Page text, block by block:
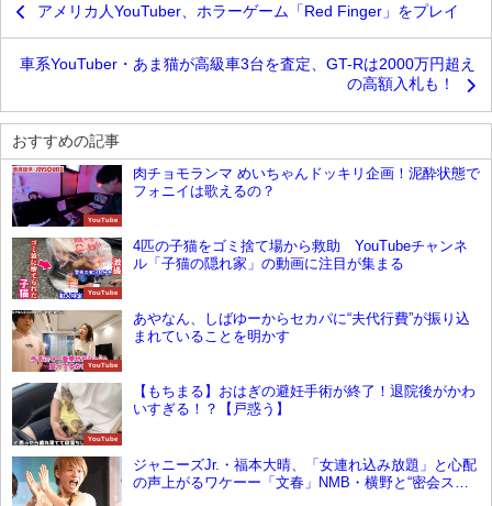
アメリカ人YouTuber、ホラーゲーム「Red Finger」をプレイ
車系YouTuber・あま猫が高級車3台を査定、GT-Rは2000万円超え
の高額入札も！
おすすめの記事
YouTube
肉チョモランマ めいちゃんドッキリ企画！泥酔状態で
フォニイは歌えるの？
YouTube
4匹の子猫をゴミ捨て場から救助 YouTubeチャンネ
ル「子猫の隠れ家」の動画に注目が集まる
YouTube
あやなん、しばゆーからセカパに“夫代行費”が振り込
まれていることを明かす
YouTube
【もちまる】おはぎの避妊手術が終了！退院後がかわ
いすぎる！？【戸惑う】
ジャニーズJr.・福本大晴、「女連れ込み放題」と心配
の声上がるワケーー「文春」NMB・横野と“密会スク